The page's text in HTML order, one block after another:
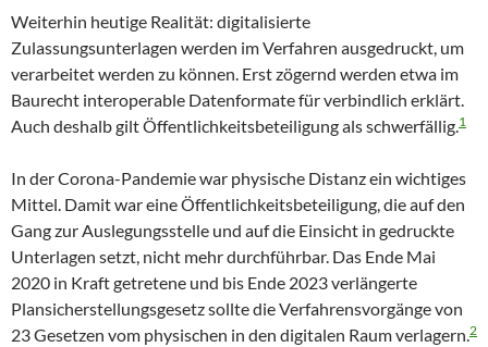
Weiterhin heutige Realität: digitalisierte
Zulassungsunterlagen werden im Verfahren ausgedruckt, um
verarbeitet werden zu können. Erst zögernd werden etwa im
Baurecht interoperable Datenformate für verbindlich erklärt.
Auch deshalb gilt Öffentlichkeitsbeteiligung als schwerfällig.1
In der Corona-Pandemie war physische Distanz ein wichtiges
Mittel. Damit war eine Öffentlichkeitsbeteiligung, die auf den
Gang zur Auslegungsstelle und auf die Einsicht in gedruckte
Unterlagen setzt, nicht mehr durchführbar. Das Ende Mai
2020 in Kraft getretene und bis Ende 2023 verlängerte
Plansicherstellungsgesetz sollte die Verfahrensvorgänge von
23 Gesetzen vom physischen in den digitalen Raum verlagern.2